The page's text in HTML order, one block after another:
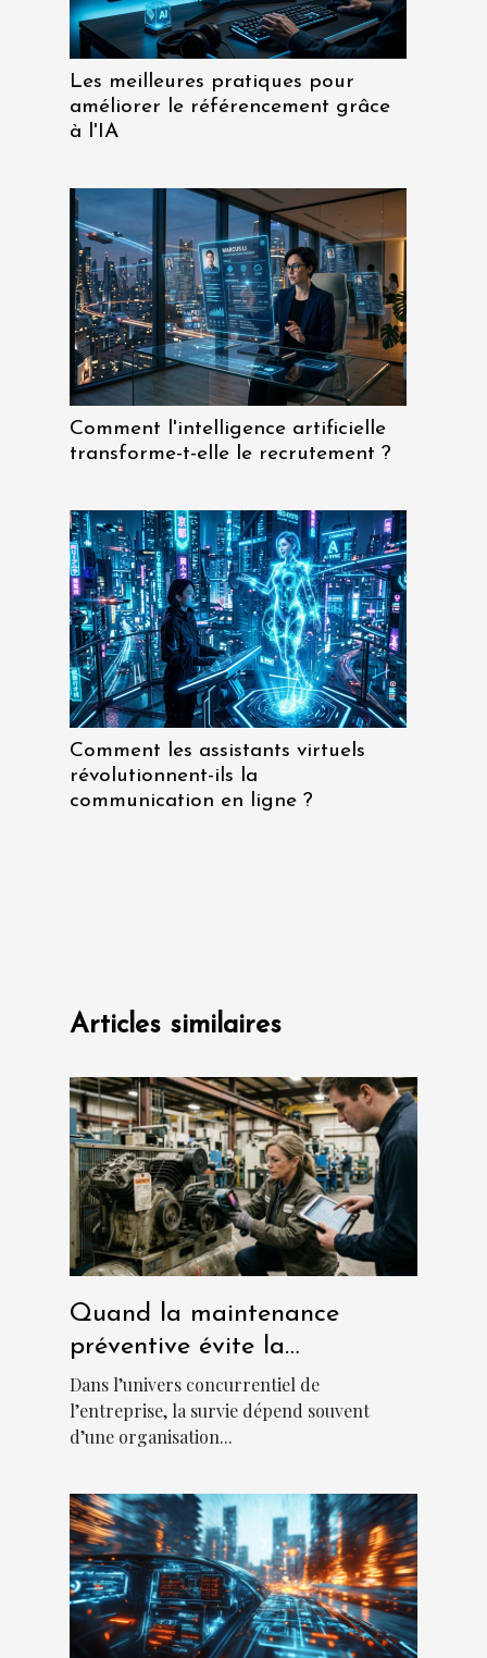
Les meilleures pratiques pour
améliorer le référencement grâce
à l'IA
Comment l'intelligence artificielle
transforme-t-elle le recrutement ?
Comment les assistants virtuels
révolutionnent-ils la
communication en ligne ?
Articles similaires
Quand la maintenance
préventive évite la
catastrophe en entreprise
Dans l’univers concurrentiel de
l’entreprise, la survie dépend souvent
d’une organisation...